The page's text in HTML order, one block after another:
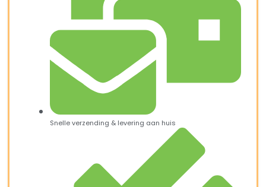
Snelle verzending & levering aan huis